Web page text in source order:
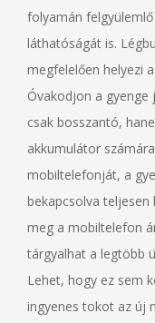
folyamán
láthatóságát is.
megfelelően helyezi
Óvakodjon a gyenge
csak bosszantó,
akkumulátor
mobiltelefonját, a
bekapcsolva
meg a mobiltelefon
tárgyalhat a legtöbb
Lehet, hogy ez sem
ingyenes tokot az új